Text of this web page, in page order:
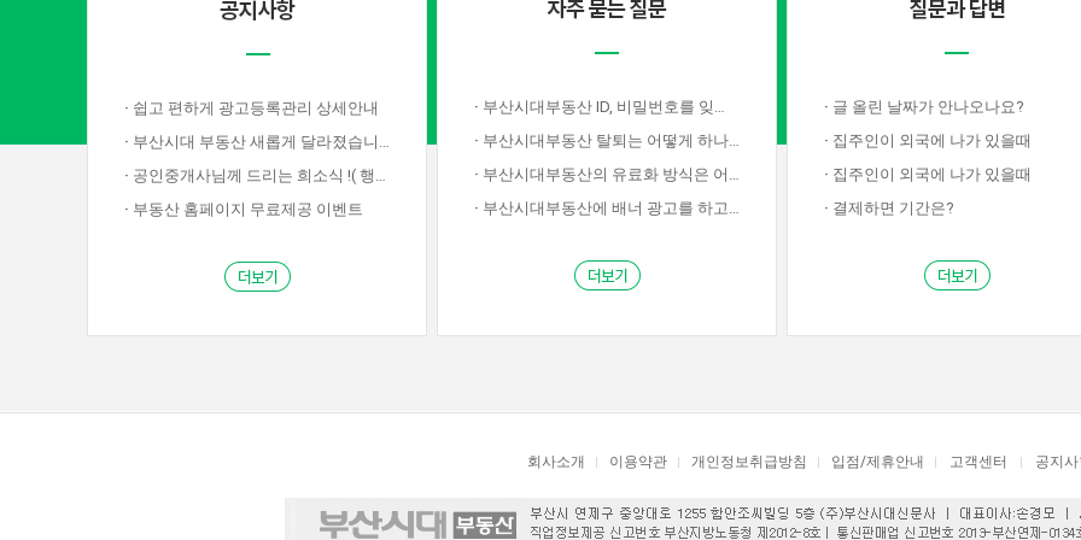
· 쉽고 편하게 광고등록관리 상세안내
· 부산시대 부동산 새롭게 달라졌습니다!
· 공인중개사님께 드리는 희소식 !( 행사종료)
· 부동산 홈페이지 무료제공 이벤트
· 부산시대부동산 ID, 비밀번호를 잊어버렸습니다.
· 부산시대부동산 탈퇴는 어떻게 하나요?
· 부산시대부동산의 유료화 방식은 어떤지요?
· 부산시대부동산에 배너 광고를 하고싶습니다.
· 글 올린 날짜가 안나오나요?
· 집주인이 외국에 나가 있을때
· 집주인이 외국에 나가 있을때
· 결제하면 기간은?
회사소개 이용약관 개인정보취급방침 입점/제휴안내 고객센터 공지